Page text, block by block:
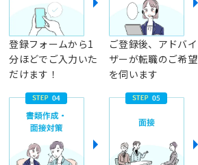
登録フォームから1
分ほどでご入力いた
だけます！
ご登録後、アドバイ
ザーが転職のご希望
を伺います